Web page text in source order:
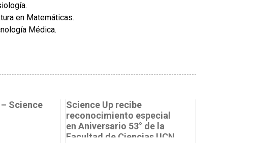
en Matemáticas.
Médica.
Science
Science Up recibe
reconocimiento especial
en Aniversario 53° de la
Facultad de Ciencias UCN